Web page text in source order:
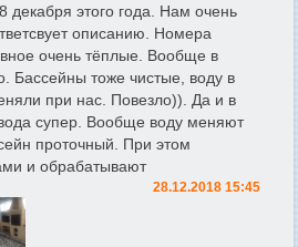
декабря этого года. Нам очень
описанию. Номера
очень тёплые. Вообще в
Бассейны тоже чистые, воду в
при нас. Повезло)). Да и в
супер. Вообще воду меняют
проточный. При этом
и обрабатывают
28.12.2018 15:45